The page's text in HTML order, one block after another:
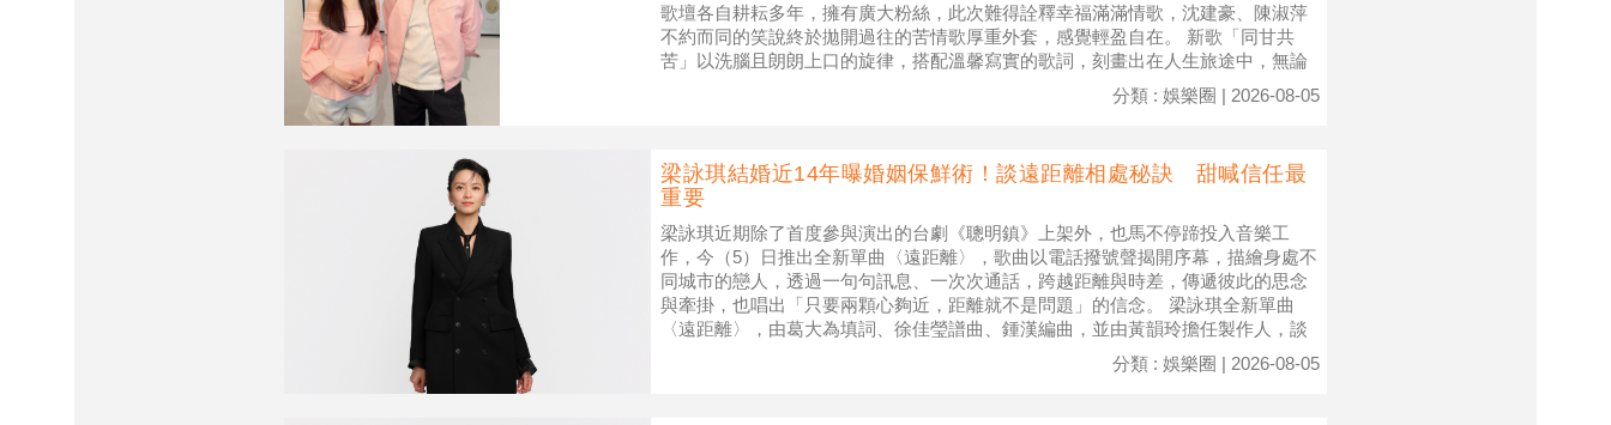
歌壇各自耕耘多年，擁有廣大粉絲，此次難得詮釋幸福滿滿情歌，沈建豪、陳淑萍
不約而同的笑說終於拋開過往的苦情歌厚重外套，感覺輕盈自在。 新歌「同甘共
苦」以洗腦且朗朗上口的旋律，搭配溫馨寫實的歌詞，刻畫出在人生旅途中，無論
分類 : 娛樂圈 | 2026-08-05
梁詠琪結婚近14年曝婚姻保鮮術！談遠距離相處秘訣 甜喊信任最
重要
梁詠琪近期除了首度參與演出的台劇《聰明鎮》上架外，也馬不停蹄投入音樂工
作，今（5）日推出全新單曲〈遠距離〉，歌曲以電話撥號聲揭開序幕，描繪身處不
同城市的戀人，透過一句句訊息、一次次通話，跨越距離與時差，傳遞彼此的思念
與牽掛，也唱出「只要兩顆心夠近，距離就不是問題」的信念。 梁詠琪全新單曲
〈遠距離〉，由葛大為填詞、徐佳瑩譜曲、鍾漢編曲，並由黃韻玲擔任製作人，談
分類 : 娛樂圈 | 2026-08-05